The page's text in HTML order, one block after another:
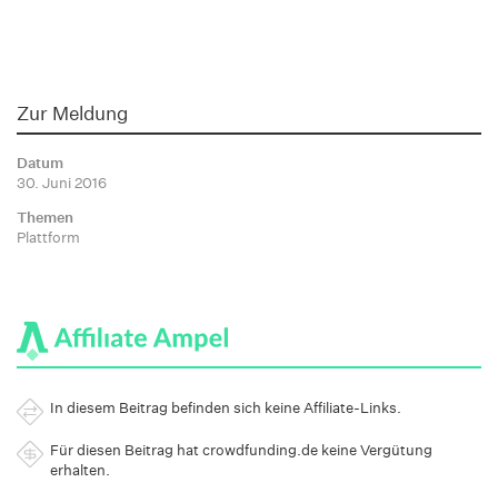
Zur Meldung
Datum
30. Juni 2016
Themen
Plattform
In diesem Beitrag befinden sich keine Affiliate-Links.
Für diesen Beitrag hat crowdfunding.de keine Vergütung
erhalten.